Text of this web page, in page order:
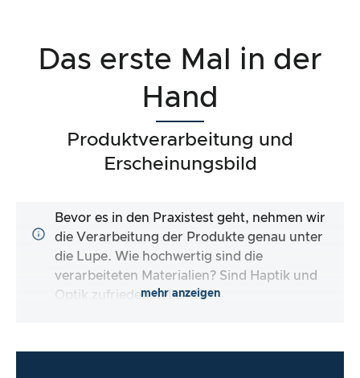
Das erste Mal in der
Hand
Produktverarbeitung und
Erscheinungsbild
Bevor es in den Praxistest geht, nehmen wir
die Verarbeitung der Produkte genau unter
die Lupe. Wie hochwertig sind die
verarbeiteten Materialien? Sind Haptik und
Optik zufriedenstellend?
mehr anzeigen